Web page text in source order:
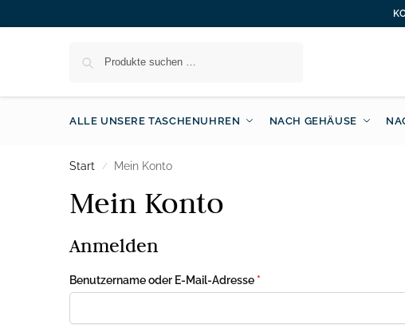
ALLE UNSERE TASCHENUHREN NACH GEHÄUSE
Start / Mein Konto
Mein Konto
Anmelden
Benutzername oder E-Mail-Adresse *